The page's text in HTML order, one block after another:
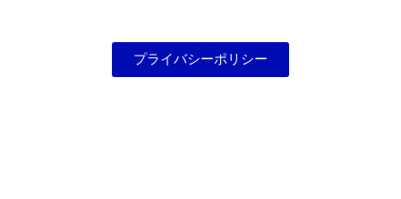
プライバシーポリシー